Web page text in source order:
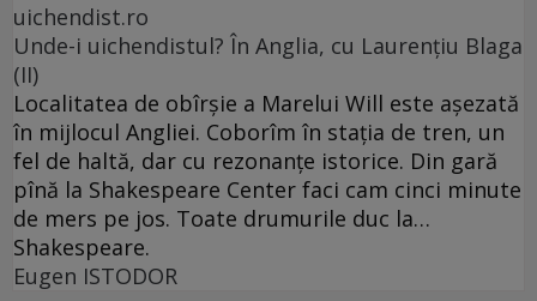
uichendist.ro
Unde-i uichendistul? În Anglia, cu Laurenţiu Blaga
(II)
Localitatea de obîrşie a Marelui Will este aşezată
în mijlocul Angliei. Coborîm în staţia de tren, un
fel de haltă, dar cu rezonanţe istorice. Din gară
pînă la Shakespeare Center faci cam cinci minute
de mers pe jos. Toate drumurile duc la…
Shakespeare.
Eugen ISTODOR